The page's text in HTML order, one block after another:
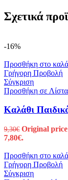
Σχετικά
-16%
Προσθήκη στο
Γρήγορη Προβολή
Σύγκριση
Προσθήκη σε
Καλάθι
9,30€ Original price
7,80€.
Προσθήκη στο
Γρήγορη Προβολή
Σύγκριση